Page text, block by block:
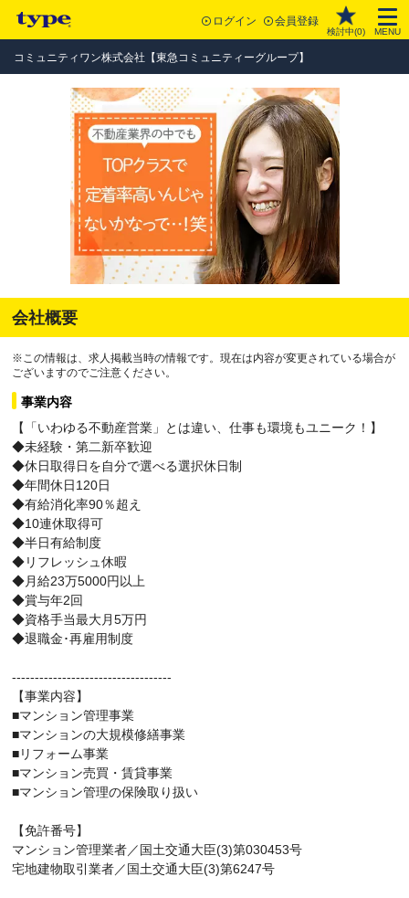
ログイン 会員登録
検討中(0) MENU
コミュニティワン株式会社【東急コミュニティーグループ】
会社概要
※この情報は、求人掲載当時の情報です。現在は内容が変更されている場合が
ございますのでご注意ください。
事業内容
【「いわゆる不動産営業」とは違い、仕事も環境もユニーク！】
◆未経験・第二新卒歓迎
◆休日取得日を自分で選べる選択休日制
◆年間休日120日
◆有給消化率90％超え
◆10連休取得可
◆半日有給制度
◆リフレッシュ休暇
◆月給23万5000円以上
◆賞与年2回
◆資格手当最大月5万円
◆退職金･再雇用制度
-----------------------------------
【事業内容】
■マンション管理事業
■マンションの大規模修繕事業
■リフォーム事業
■マンション売買・賃貸事業
■マンション管理の保険取り扱い
【免許番号】
マンション管理業者／国土交通大臣(3)第030453号
宅地建物取引業者／国土交通大臣(3)第6247号